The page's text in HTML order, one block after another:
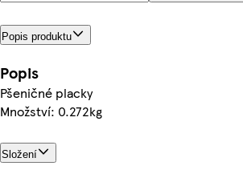
Popis produktu
Popis
Pšeničné placky
Množství: 0.272kg
Složení